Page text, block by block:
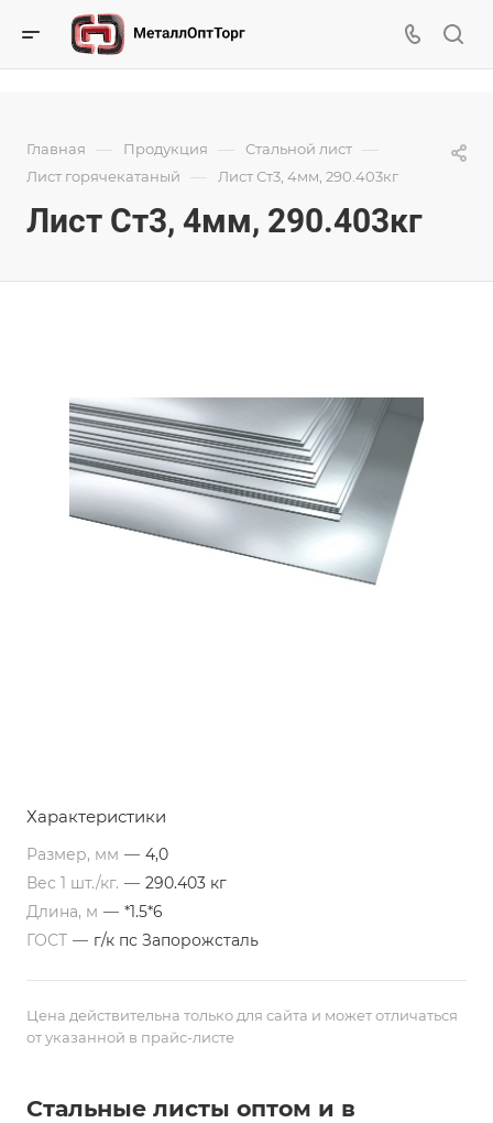
Главная — Продукция — Стальной лист —
Лист горячекатаный — Лист Ст3, 4мм, 290.403кг
Лист Ст3, 4мм, 290.403кг
Характеристики
Размер, мм — 4,0
Вес 1 шт./кг. — 290.403 кг
Длина, м — *1.5*6
ГОСТ — г/к пс Запорожсталь
Цена действительна только для сайта и может отличаться
от указанной в прайс-листе
Стальные листы оптом и в